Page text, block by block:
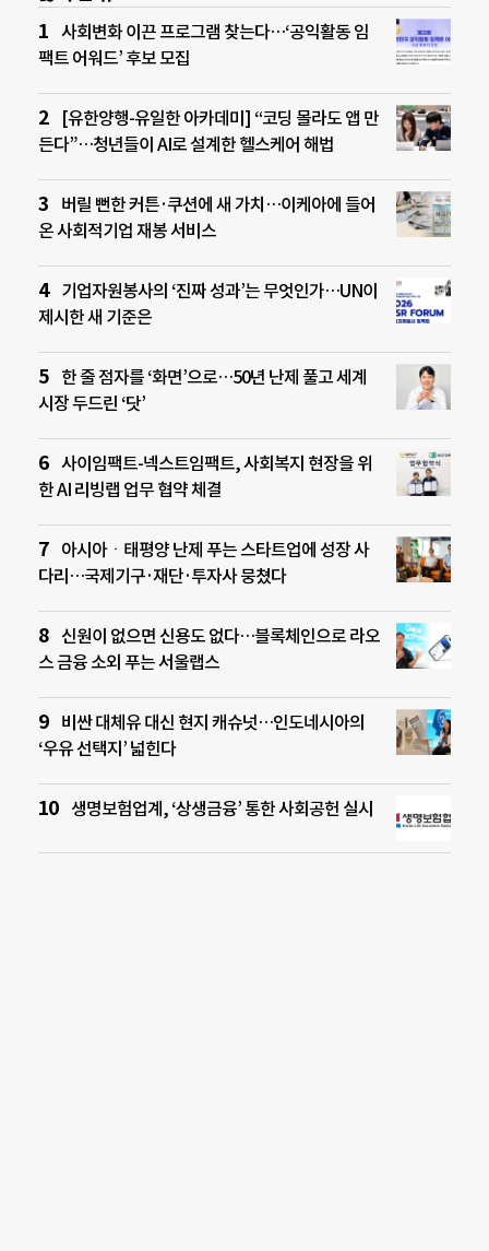
사회변화 이끈 프로그램 찾는다…‘공익활동 임
팩트 어워드’ 후보 모집
[유한양행-유일한 아카데미] “코딩 몰라도 앱 만
든다”…청년들이 AI로 설계한 헬스케어 해법
버릴 뻔한 커튼·쿠션에 새 가치…이케아에 들어
온 사회적기업 재봉 서비스
기업자원봉사의 ‘진짜 성과’는 무엇인가…UN이
제시한 새 기준은
한 줄 점자를 ‘화면’으로…50년 난제 풀고 세계
시장 두드린 ‘닷’
사이임팩트-넥스트임팩트, 사회복지 현장을 위
한 AI 리빙랩 업무 협약 체결
아시아ㆍ태평양 난제 푸는 스타트업에 성장 사
다리…국제기구·재단·투자사 뭉쳤다
신원이 없으면 신용도 없다…블록체인으로 라오
스 금융 소외 푸는 서울랩스
비싼 대체유 대신 현지 캐슈넛…인도네시아의
‘우유 선택지’ 넓힌다
생명보험업계, ‘상생금융’ 통한 사회공헌 실시